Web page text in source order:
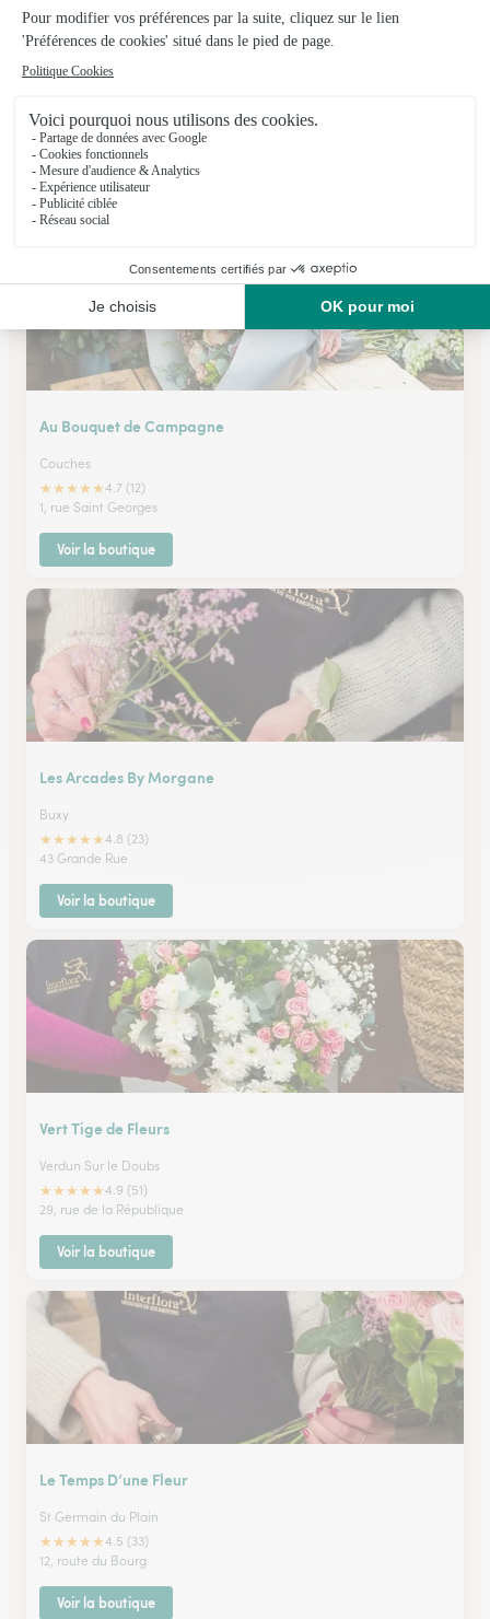
La Rose D’or
Meursault
★★★★★4.7 (47)
Route d'Auxey
Voir la boutique
Au Bouquet de Campagne
Couches
★★★★★4.7 (12)
1, rue Saint Georges
Voir la boutique
Les Arcades By Morgane
Buxy
★★★★★4.8 (23)
43 Grande Rue
Voir la boutique
Vert Tige de Fleurs
Verdun Sur le Doubs
★★★★★4.9 (51)
29, rue de la République
Voir la boutique
Le Temps D’une Fleur
St Germain du Plain
★★★★★4.5 (33)
12, route du Bourg
Voir la boutique